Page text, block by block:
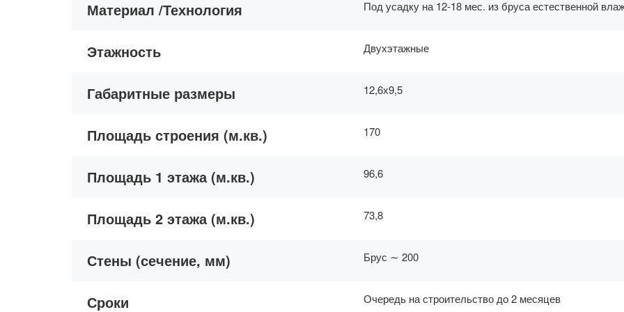
Материал /Технология Под усадку на 12-18 мес. из бруса естественной
Этажность Двухэтажные
Габаритные размеры 12,6х9,5
Площадь строения (м.кв.) 170
Площадь 1 этажа (м.кв.) 96,6
Площадь 2 этажа (м.кв.) 73,8
Стены (сечение, мм) Брус ∼ 200
Сроки Очередь на строительство до 2 месяцев